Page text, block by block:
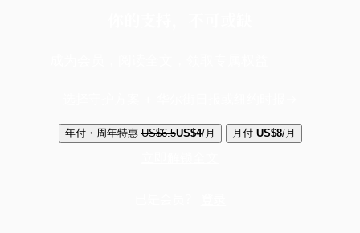
年付・周年特惠 US$6.5US$4/月 月付 US$8/月